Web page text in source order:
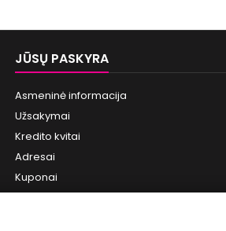
JŪSŲ PASKYRA
Asmeninė informacija
Užsakymai
Kredito kvitai
Adresai
Kuponai